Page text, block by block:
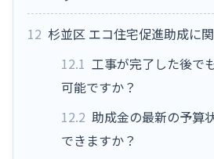
12 杉並区 エコ住宅促進助成に
12.1 工事が完了した後で
可能ですか？
12.2 助成金の最新の予算
できますか？